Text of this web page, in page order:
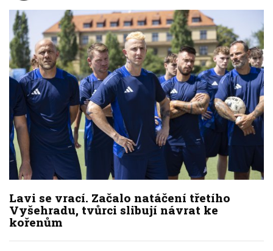
Lavi se vrací. Začalo natáčení třetího
Vyšehradu, tvůrci slibují návrat ke
kořenům